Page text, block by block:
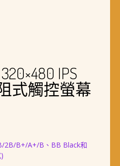
IPS
阻式觸控螢幕
2B/B+/A+/B、BB Black和